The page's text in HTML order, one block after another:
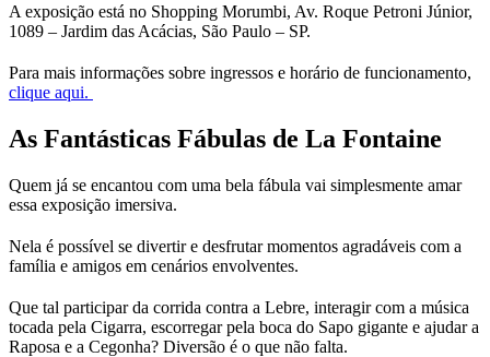
A exposição está no Shopping Morumbi, Av. Roque Petroni Júnior,
1089 – Jardim das Acácias, São Paulo – SP.
Para mais informações sobre ingressos e horário de funcionamento,
clique aqui.
As Fantásticas Fábulas de La Fontaine
Quem já se encantou com uma bela fábula vai simplesmente amar
essa exposição imersiva.
Nela é possível se divertir e desfrutar momentos agradáveis com a
família e amigos em cenários envolventes.
Que tal participar da corrida contra a Lebre, interagir com a música
tocada pela Cigarra, escorregar pela boca do Sapo gigante e ajudar a
Raposa e a Cegonha? Diversão é o que não falta.